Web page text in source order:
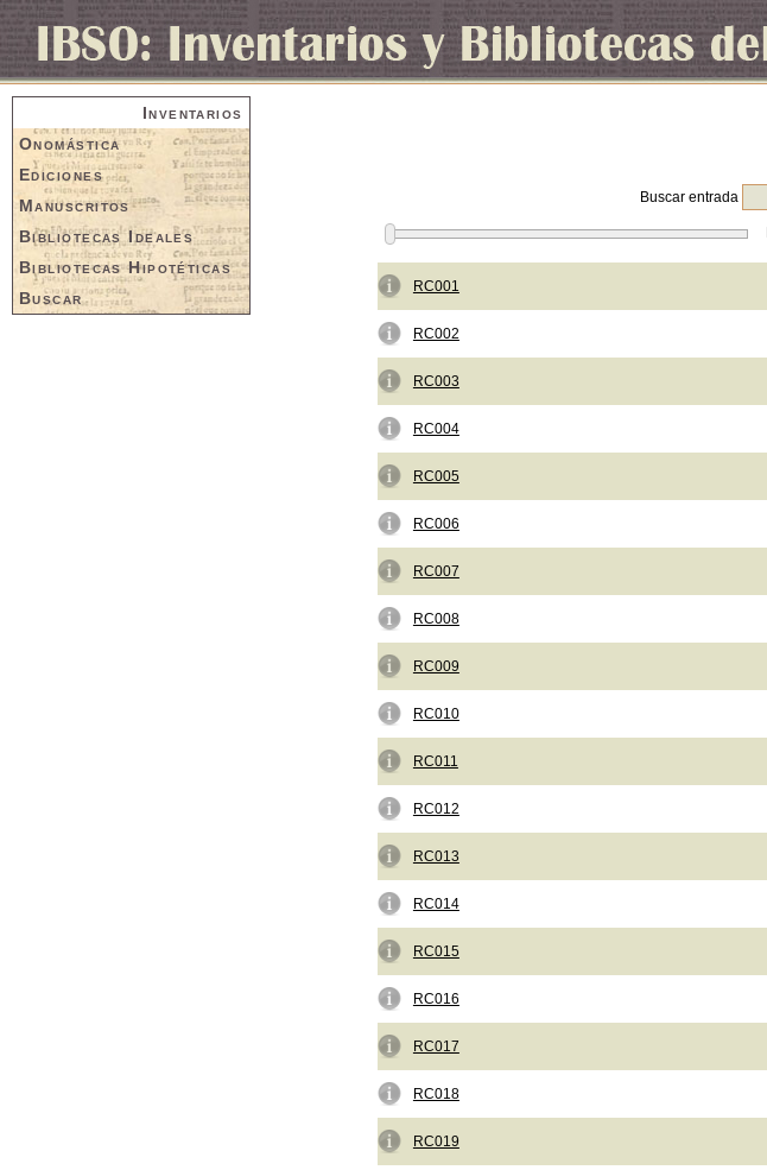
Inventarios
Onomástica
Ediciones
Manuscritos
Bibliotecas Ideales
Bibliotecas Hipotéticas
Buscar
Buscar entrada
RC001
RC002
RC003
RC004
RC005
RC006
RC007
RC008
RC009
RC010
RC011
RC012
RC013
RC014
RC015
RC016
RC017
RC018
RC019